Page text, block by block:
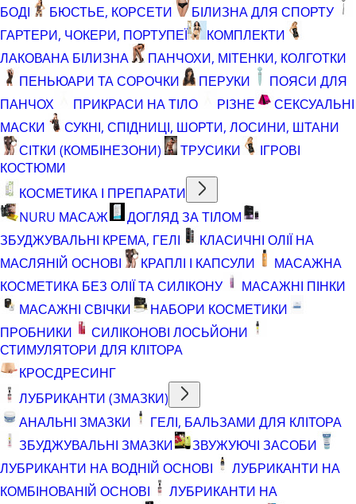
БОДІ БЮСТЬЕ, КОРСЕТИ
БІЛИЗНА ДЛЯ СПОРТУ
ГАРТЕРИ, ЧОКЕРИ, ПОРТУПЕЇ
КОМПЛЕКТИ
ЛАКОВАНА БІЛИЗНА
ПАНЧОХИ, МІТЕНКИ, КОЛГОТКИ
ПЕНЬЮАРИ ТА СОРОЧКИ
ПЕРУКИ
ПОЯСИ ДЛЯ
ПАНЧОХ
ПРИКРАСИ НА ТІЛО РІЗНЕ
СЕКСУАЛЬНІ
МАСКИ
СУКНІ, СПІДНИЦІ, ШОРТИ, ЛОСИНИ, ШТАНИ
СІТКИ (КОМБІНЕЗОНИ)
ТРУСИКИ
ІГРОВІ
КОСТЮМИ
КОСМЕТИКА І ПРЕПАРАТИ
NURU МАСАЖ
ДОГЛЯД ЗА ТІЛОМ
ЗБУДЖУВАЛЬНІ КРЕМА, ГЕЛІ
КЛАСИЧНІ ОЛІЇ НА
МАСЛЯНІЙ ОСНОВІ
КРАПЛІ І КАПСУЛИ
МАСАЖНА
КОСМЕТИКА БЕЗ ОЛІЇ ТА СИЛІКОНУ
МАСАЖНІ ПІНКИ
МАСАЖНІ СВІЧКИ
НАБОРИ КОСМЕТИКИ
ПРОБНИКИ
СИЛІКОНОВІ ЛОСЬЙОНИ
СТИМУЛЯТОРИ ДЛЯ КЛІТОРА
КРОСДРЕСИНГ
ЛУБРИКАНТИ (ЗМАЗКИ)
АНАЛЬНІ ЗМАЗКИ
ГЕЛІ, БАЛЬЗАМИ ДЛЯ КЛІТОРА
ЗБУДЖУВАЛЬНІ ЗМАЗКИ
ЗВУЖУЮЧІ ЗАСОБИ
ЛУБРИКАНТИ НА ВОДНІЙ ОСНОВІ
ЛУБРИКАНТИ НА
КОМБІНОВАНІЙ ОСНОВІ
ЛУБРИКАНТИ НА